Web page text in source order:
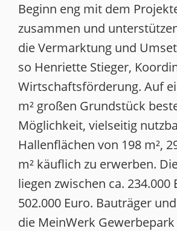
Beginn eng mit dem
zusammen und
die Vermarktung und
so Henriette Stieger,
Wirtschaftsförderung. Auf
m² großen Grundstück
Möglichkeit, vielseitig
Hallenflächen von 198 m²,
m² käuflich zu erwerben.
liegen zwischen ca. 234.000
502.000 Euro. Bauträger
die MeinWerk